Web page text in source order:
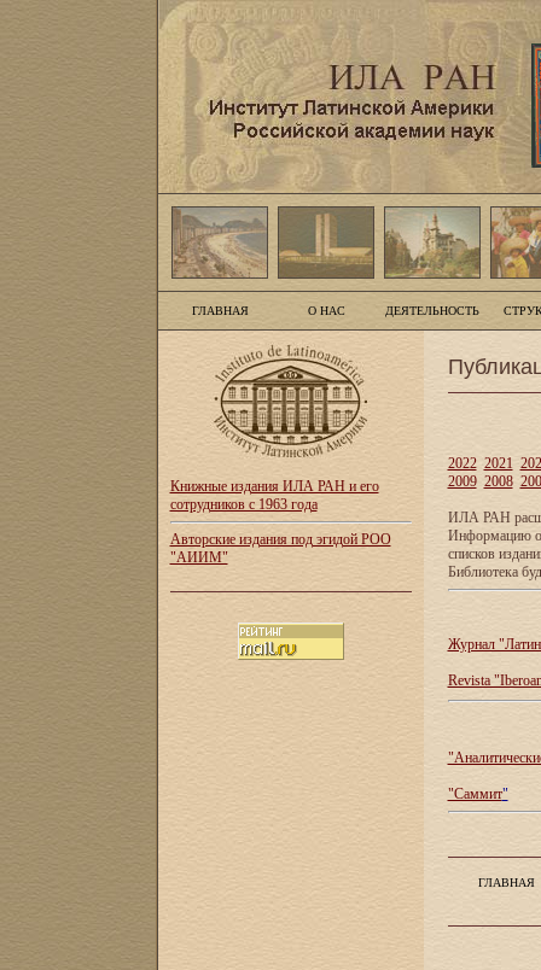
ГЛАВНАЯ О НАС ДЕЯТЕЛЬНОСТЬ
Книжные издания ИЛА РАН и его
сотрудников с 1963 года
Авторские издания под эгидой РОО
"АИИМ"
2022 2021
2009 2008
ИЛА РАН
Информацию о
списков
Библиотека
Журнал
Revista
"Саммит"
ГЛАВНАЯ